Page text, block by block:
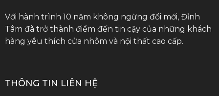
Với hành trình 10 năm không ngừng đổi mới, Đỉnh
Tâm đã trở thành điểm đến tin cậy của những khách
hàng yêu thích cửa nhôm và nội thất cao cấp.
THÔNG TIN LIÊN HỆ